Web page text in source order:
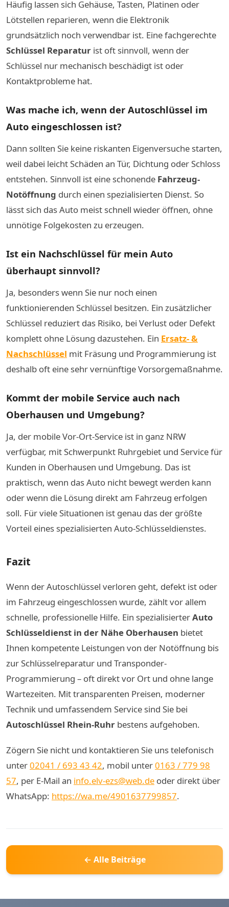
Häufig lassen sich Gehäuse, Tasten, Platinen oder
Lötstellen reparieren, wenn die Elektronik
grundsätzlich noch verwendbar ist. Eine fachgerechte
Schlüssel Reparatur ist oft sinnvoll, wenn der
Schlüssel nur mechanisch beschädigt ist oder
Kontaktprobleme hat.
Was mache ich, wenn der Autoschlüssel im
Auto eingeschlossen ist?
Dann sollten Sie keine riskanten Eigenversuche starten,
weil dabei leicht Schäden an Tür, Dichtung oder Schloss
entstehen. Sinnvoll ist eine schonende Fahrzeug-
Notöffnung durch einen spezialisierten Dienst. So
lässt sich das Auto meist schnell wieder öffnen, ohne
unnötige Folgekosten zu erzeugen.
Ist ein Nachschlüssel für mein Auto
überhaupt sinnvoll?
Ja, besonders wenn Sie nur noch einen
funktionierenden Schlüssel besitzen. Ein zusätzlicher
Schlüssel reduziert das Risiko, bei Verlust oder Defekt
komplett ohne Lösung dazustehen. Ein Ersatz- &
Nachschlüssel mit Fräsung und Programmierung ist
deshalb oft eine sehr vernünftige Vorsorgemaßnahme.
Kommt der mobile Service auch nach
Oberhausen und Umgebung?
Ja, der mobile Vor-Ort-Service ist in ganz NRW
verfügbar, mit Schwerpunkt Ruhrgebiet und Service für
Kunden in Oberhausen und Umgebung. Das ist
praktisch, wenn das Auto nicht bewegt werden kann
oder wenn die Lösung direkt am Fahrzeug erfolgen
soll. Für viele Situationen ist genau das der größte
Vorteil eines spezialisierten Auto-Schlüsseldienstes.
Fazit
Wenn der Autoschlüssel verloren geht, defekt ist oder
im Fahrzeug eingeschlossen wurde, zählt vor allem
schnelle, professionelle Hilfe. Ein spezialisierterAuto
Schlüsseldienst in der Nähe Oberhausen bietet
Ihnen kompetente Leistungen von der Notöffnung bis
zur Schlüsselreparatur und Transponder-
Programmierung – oft direkt vor Ort und ohne lange
Wartezeiten. Mit transparenten Preisen, moderner
Technik und umfassendem Service sind Sie bei
Autoschlüssel Rhein-Ruhr bestens aufgehoben.
Zögern Sie nicht und kontaktieren Sie uns telefonisch
unter02041 / 693 43 42, mobil unter0163 / 779 98
57, per E-Mail an info.elv-ezs@web.de oder direkt über
WhatsApp: https://wa.me/4901637799857.
← Alle Beiträge